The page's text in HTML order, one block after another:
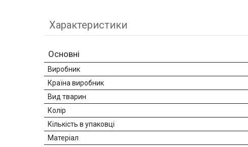
Характеристики
Основні
Виробник
Країна виробник
Вид тварин
Колір
Кількість в упаковці
Матеріал